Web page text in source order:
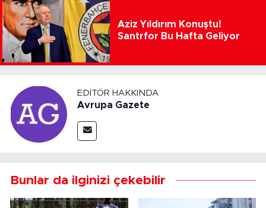
Aziz Yıldırım Konuştu!
Santrfor Bu Hafta Geliyor
EDITÖR HAKKINDA
Avrupa Gazete
Bunlar da ilginizi çekebilir